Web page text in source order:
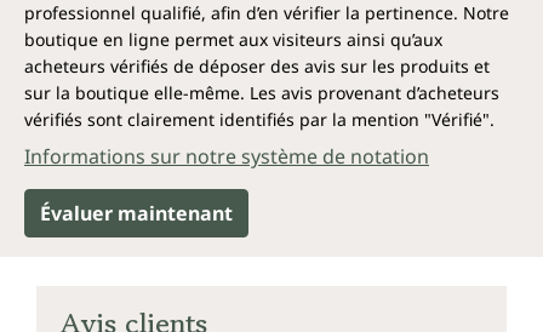
contribue :
au fonctionnement normal du système
immunitaire
à un métabolisme énergétique normal
à une formation normale de collagène pour
un fonctionnement normal des cartilages,
des os, des vaisseaux sanguins, de la peau,
des dents et des gencives
pour améliorer l'absorption du fer
professionnel qualifié, afin d’en vérifier la pertinence. Notre
boutique en ligne permet aux visiteurs ainsi qu’aux
acheteurs vérifiés de déposer des avis sur les produits et
sur la boutique elle-même. Les avis provenant d’acheteurs
vérifiés sont clairement identifiés par la mention "Vérifié".
Informations sur notre système de notation
Évaluer maintenant